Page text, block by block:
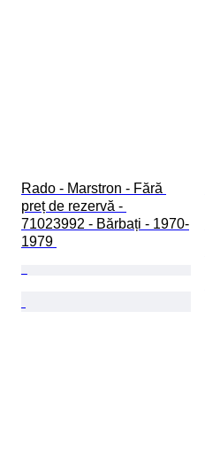
Rado - Marstron - Fără
preț de rezervă -
71023992 - Bărbați - 1970-
1979